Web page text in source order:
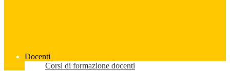
Docenti
Corsi di formazione docenti